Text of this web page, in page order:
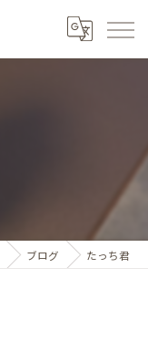
ブログ たっち君